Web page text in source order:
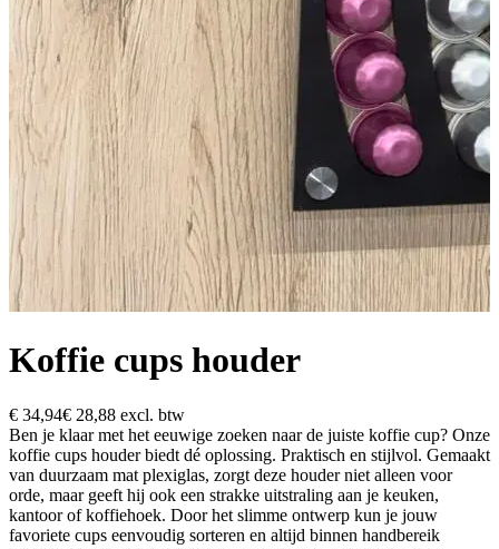
Koffie cups houder
€ 34,94€ 28,88 excl. btw
Ben je klaar met het eeuwige zoeken naar de juiste koffie cup? Onze
koffie cups houder biedt dé oplossing. Praktisch en stijlvol. Gemaakt
van duurzaam mat plexiglas, zorgt deze houder niet alleen voor
orde, maar geeft hij ook een strakke uitstraling aan je keuken,
kantoor of koffiehoek. Door het slimme ontwerp kun je jouw
favoriete cups eenvoudig sorteren en altijd binnen handbereik